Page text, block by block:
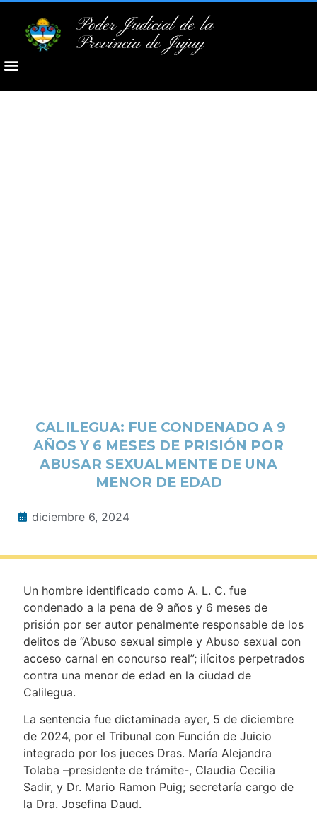
Poder Judicial de la
Provincia de Jujuy
CALILEGUA: FUE CONDENADO A 9
AÑOS Y 6 MESES DE PRISIÓN POR
ABUSAR SEXUALMENTE DE UNA
MENOR DE EDAD
diciembre 6, 2024
Un hombre identificado como A. L. C. fue
condenado a la pena de 9 años y 6 meses de
prisión por ser autor penalmente responsable de los
delitos de “Abuso sexual simple y Abuso sexual con
acceso carnal en concurso real”; ilícitos perpetrados
contra una menor de edad en la ciudad de
Calilegua.
La sentencia fue dictaminada ayer, 5 de diciembre
de 2024, por el Tribunal con Función de Juicio
integrado por los jueces Dras. María Alejandra
Tolaba –presidente de trámite-, Claudia Cecilia
Sadir, y Dr. Mario Ramon Puig; secretaría cargo de
la Dra. Josefina Daud.